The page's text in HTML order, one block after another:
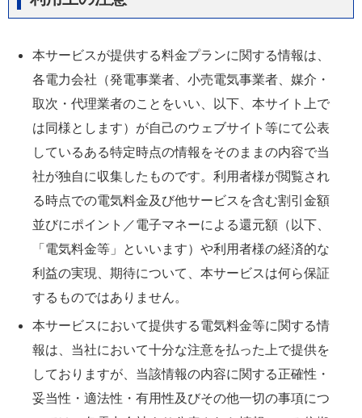
本サービスが提供する料金プランに関する情報は、
各電力会社（発電事業者、小売電気事業者、媒介・
取次・代理業者のことをいい、以下、本サイト上で
は同様とします）が自己のウェブサイト等にて公表
しているある特定時点の情報をそのままの内容で当
社が独自に収集したものです。利用者様が閲覧され
る時点での電気料金及び他サービスを含む割引金額
並びにポイント／電子マネーによる還元額（以下、
「電気料金等」といいます）や利用者様の経済的な
利益の実現、期待について、本サービスは何ら保証
するものではありません。
本サービスにおいて提供する電気料金等に関する情
報は、当社において十分な注意を払った上で提供を
しておりますが、当該情報の内容に関する正確性・
妥当性・適法性・有用性及びその他一切の事項につ